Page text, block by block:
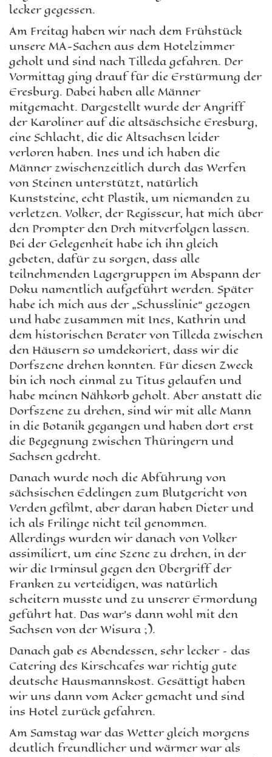
lecker gegessen.
Am Freitag haben wir nach dem Frühstück
unsere MA-Sachen aus dem Hotelzimmer
geholt und sind nach Tilleda gefahren. Der
Vormittag ging drauf für die Erstürmung der
Eresburg. Dabei haben alle Männer
mitgemacht. Dargestellt wurde der Angriff
der Karoliner auf die altsäschsiche Eresburg,
eine Schlacht, die die Altsachsen leider
verloren haben. Ines und ich haben die
Männer zwischenzeitlich durch das Werfen
von Steinen unterstützt, natürlich
Kunststeine, echt Plastik, um niemanden zu
verletzen. Volker, der Regisseur, hat mich über
den Prompter den Dreh mitverfolgen lassen.
Bei der Gelegenheit habe ich ihn gleich
gebeten, dafür zu sorgen, dass alle
teilnehmenden Lagergruppen im Abspann der
Doku namentlich aufgeführt werden. Später
habe ich mich aus der „Schusslinie“ gezogen
und habe zusammen mit Ines, Kathrin und
dem historischen Berater von Tilleda zwischen
den Häusern so umdekoriert, dass wir die
Dorfszene drehen konnten. Für diesen Zweck
bin ich noch einmal zu Titus gelaufen und
habe meinen Nähkorb geholt. Aber anstatt die
Dorfszene zu drehen, sind wir mit alle Mann
in die Botanik gegangen und haben dort erst
die Begegnung zwischen Thüringern und
Sachsen gedreht.
Danach wurde noch die Abführung von
sächsischen Edelingen zum Blutgericht von
Verden gefilmt, aber daran haben Dieter und
ich als Frilinge nicht teil genommen.
Allerdings wurden wir danach von Volker
assimiliert, um eine Szene zu drehen, in der
wir die Irminsul gegen den Übergriff der
Franken zu verteidigen, was natürlich
scheitern musste und zu unserer Ermordung
geführt hat. Das war’s dann wohl mit den
Sachsen von der Wisura ;).
Danach gab es Abendessen, sehr lecker – das
Catering des Kirschcafes war richtig gute
deutsche Hausmannskost. Gesättigt haben
wir uns dann vom Acker gemacht und sind
ins Hotel zurück gefahren.
Am Samstag war das Wetter gleich morgens
deutlich freundlicher und wärmer war als